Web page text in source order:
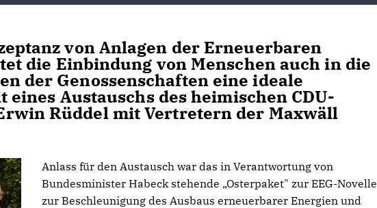
von Anlagen der Erneuerbaren
die Einbindung von Menschen auch in die
der Genossenschaften eine ideale
eines Austauschs des heimischen CDU-
Rüddel mit Vertretern der Maxwäll
Anlass für den Austausch war das in Verantwortung von
Bundesminister Habeck stehende „Osterpaket" zur EEG-Novelle
zur Beschleunigung des Ausbaus erneuerbarer Energien und